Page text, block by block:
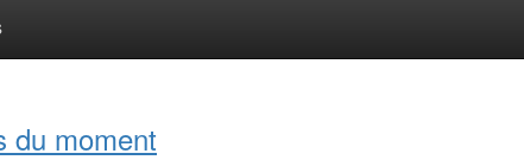
du moment